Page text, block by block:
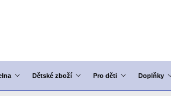
Dětské zboží Pro děti Doplňky